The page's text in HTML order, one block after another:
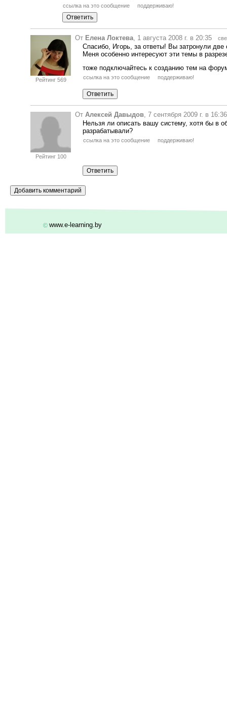
ссылка на это сообщение поддерживаю!
Рейтинг 569
От Елена Локтева, 1 августа 2008 г. в 20:35
Спасибо, Игорь, за ответы! Вы затронули
Меня особенно интересуют эти темы в
тоже подключайтесь к созданию тем на
ссылка на это сообщение поддерживаю!
Рейтинг 100
От Алексей Давыдов, 7 сентября 2009 г. в
Нельзя ли описать вашу систему, хотя бы в
разрабатывали?
ссылка на это сообщение поддерживаю!
© www.e-learning.by